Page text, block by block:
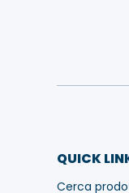
QUICK
Cerca